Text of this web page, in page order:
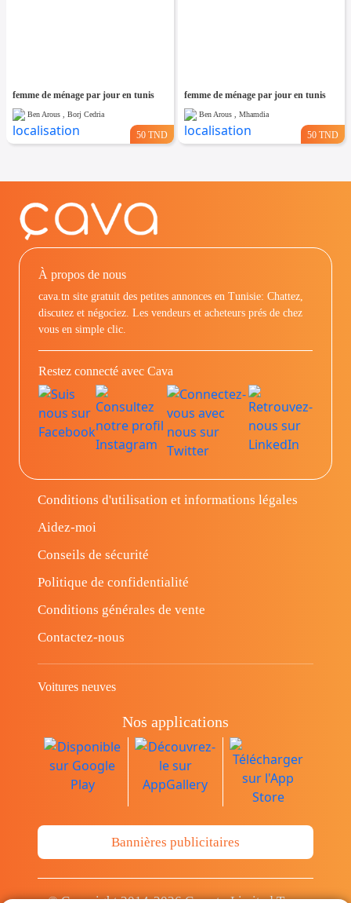
femme de ménage par jour en tunis
Ben Arous , Borj Cedria
50 TND
femme de ménage par jour en tunis
Ben Arous , Mhamdia
50 TND
À propos de nous
cava.tn site gratuit des petites annonces en Tunisie: Chattez,
discutez et négociez. Les vendeurs et acheteurs prés de chez
vous en simple clic.
Restez connecté avec Cava
Conditions d'utilisation et informations légales
Aidez-moi
Conseils de sécurité
Politique de confidentialité
Conditions générales de vente
Contactez-nous
Voitures neuves
Nos applications
Bannières publicitaires